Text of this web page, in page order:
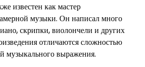
известен как мастер
музыки. Он написал много
скрипки, виолончели и других
отличаются сложностью
музыкального выражения.